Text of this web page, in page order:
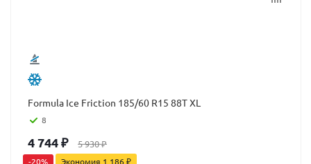
Formula Ice Friction 185/60 R15 88T XL
8
4 744₽ 5 930₽
-20% Экономия 1 186₽